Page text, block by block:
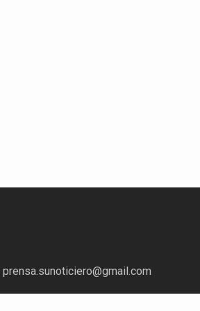
prensa.sunoticiero@gmail.com